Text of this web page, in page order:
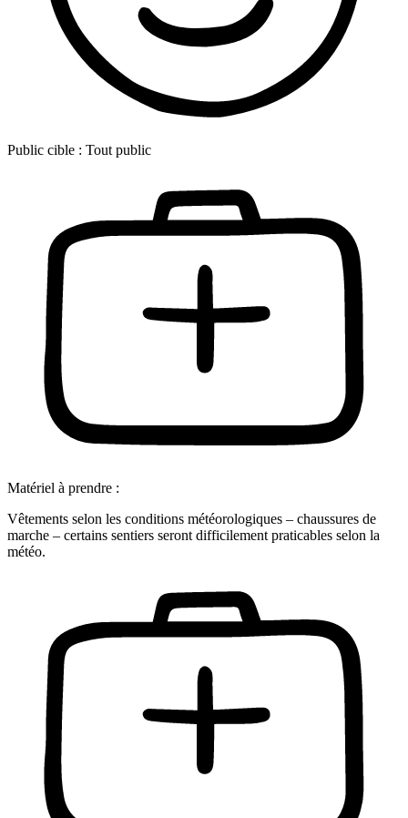
Public cible : Tout public
Matériel à prendre :
Vêtements selon les conditions météorologiques – chaussures de
marche – certains sentiers seront difficilement praticables selon la
météo.